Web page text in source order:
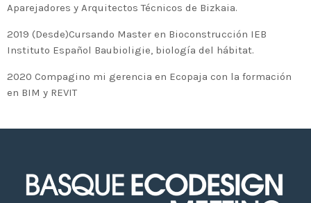
Aparejadores y Arquitectos Técnicos de Bizkaia.
2019 (Desde)Cursando Master en Bioconstrucción IEB
Instituto Español Baubioligie, biología del hábitat.
2020 Compagino mi gerencia en Ecopaja con la formación
en BIM y REVIT